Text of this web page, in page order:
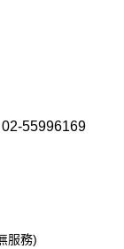
55996169
服務)